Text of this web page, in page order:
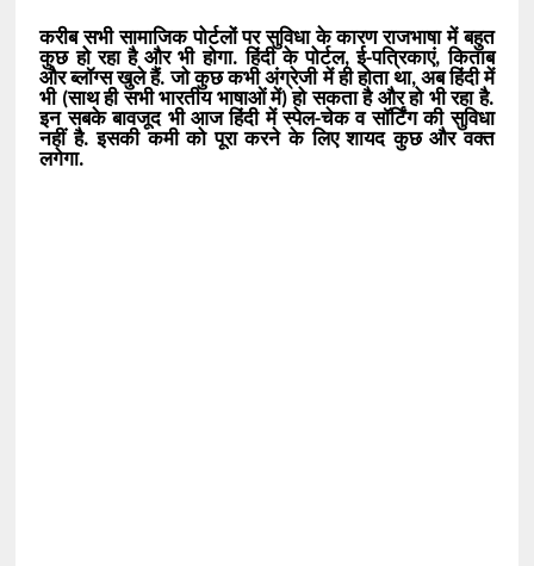
करीब सभी सामाजिक पोर्टलों पर सुविधा के कारण राजभाषा में बहुत
कुछ हो रहा है और भी होगा. हिंदी के पोर्टल, ई-पत्रिकाएं, किताब
और ब्लॉग्स खुले हैं. जो कुछ कभी अंग्रेजी में ही होता था, अब हिंदी में
भी (साथ ही सभी भारतीय भाषाओं में) हो सकता है और हो भी रहा है.
इन सबके बावजूद भी आज हिंदी में स्पेल-चेक व सॉर्टिंग की सुविधा
नहीं है. इसकी कमी को पूरा करने के लिए शायद कुछ और वक्त
लगेगा.